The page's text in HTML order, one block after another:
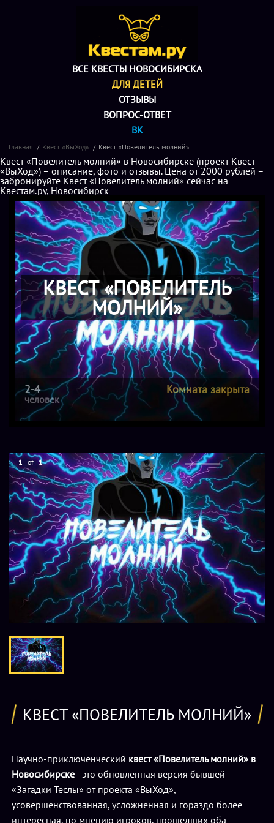
ВСЕ КВЕСТЫ НОВОСИБИРСКА
ДЛЯ ДЕТЕЙ
ОТЗЫВЫ
ВОПРОС-ОТВЕТ
ВК
Главная Квест «ВыХод» Квест «Повелитель молний»
Квест «Повелитель молний» в Новосибирске (проект Квест
«ВыХод») – описание, фото и отзывы. Цена от 2000 рублей –
забронируйте Квест «Повелитель молний» сейчас на
Квестам.ру, Новосибирск
КВЕСТ «ПОВЕЛИТЕЛЬ
МОЛНИЙ»
2-4
человек
Комната закрыта
1 of 1
КВЕСТ «ПОВЕЛИТЕЛЬ МОЛНИЙ»
Научно-приключенческий квест «Повелитель молний» в
Новосибирске - это обновленная версия бывшей
«Загадки Теслы» от проекта «ВыХод»,
усовершенствованная, усложненная и гораздо более
интересная, по мнению игроков, прошедших оба